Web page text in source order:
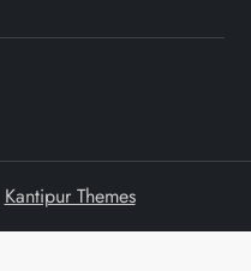
Kantipur Themes